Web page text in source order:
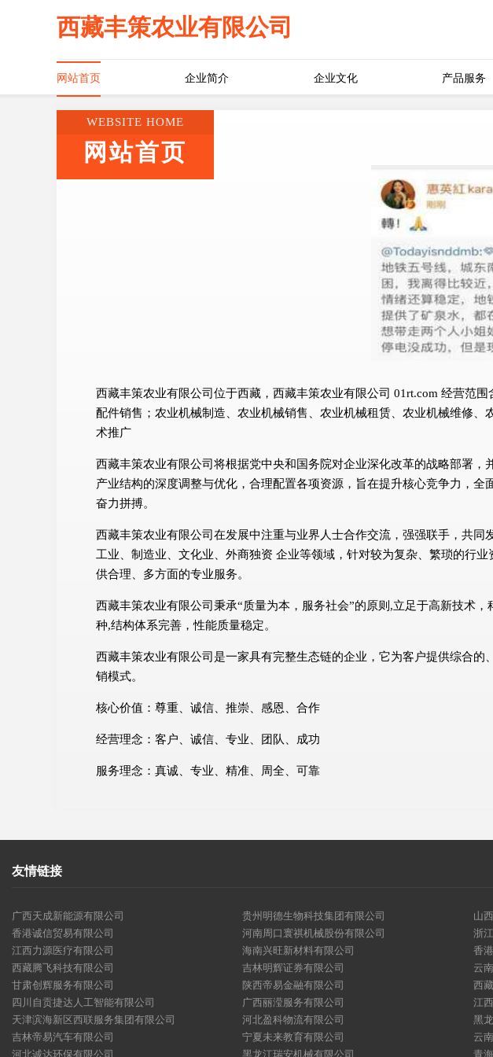
西藏丰策农业有限公司
网站首页 企业简介 企业文化 产品服务
WEBSITE HOME
网站首页
西藏丰策农业有限公司位于西藏，西藏丰策农业有限公司 01rt.com 经营范
配件销售；农业机械制造、农业机械销售、农业机械租赁、农业机械维修
术推广
西藏丰策农业有限公司将根据党中央和国务院对企业深化改革的战略部署
产业结构的深度调整与优化，合理配置各项资源，旨在提升核心竞争力，
奋力拼搏。
西藏丰策农业有限公司在发展中注重与业界人士合作交流，强强联手，共
工业、制造业、文化业、外商独资 企业等领域，针对较为复杂、繁琐的行
供合理、多方面的专业服务。
西藏丰策农业有限公司秉承“质量为本，服务社会”的原则,立足于高新技术
种,结构体系完善，性能质量稳定。
西藏丰策农业有限公司是一家具有完整生态链的企业，它为客户提供综合
销模式。
核心价值：尊重、诚信、推崇、感恩、合作
经营理念：客户、诚信、专业、团队、成功
服务理念：真诚、专业、精准、周全、可靠
友情链接
广西天成新能源有限公司 贵州明德生物科技集团有限公司
山
香港诚信贸易有限公司
河南周口寰祺机械股份有限公司
浙
江西力源医疗有限公司
海南兴旺新材料有限公司
香
西藏腾飞科技有限公司
吉林明辉证券有限公司
云
甘肃创辉服务有限公司
陕西帝易金融有限公司
西
四川自贡捷达人工智能有限公司
广西丽滢服务有限公司
江
天津滨海新区西联服务集团有限公司
河北盈科物流有限公司
黑
吉林帝易汽车有限公司
宁夏未来教育有限公司
云
河北诚达环保有限公司
黑龙江瑞安机械有限公司 青